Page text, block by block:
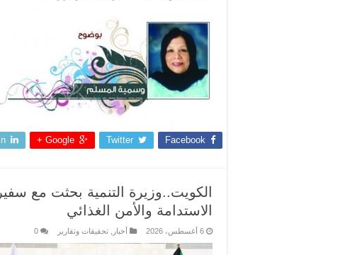
Facebook
Twitter
Google +
الكويت..وزيرة التنمية بحثت مع
الاستدامة والأمن الغذائي
6 أغسطس، 2026 أخبار تحقيقات وتقارير 0